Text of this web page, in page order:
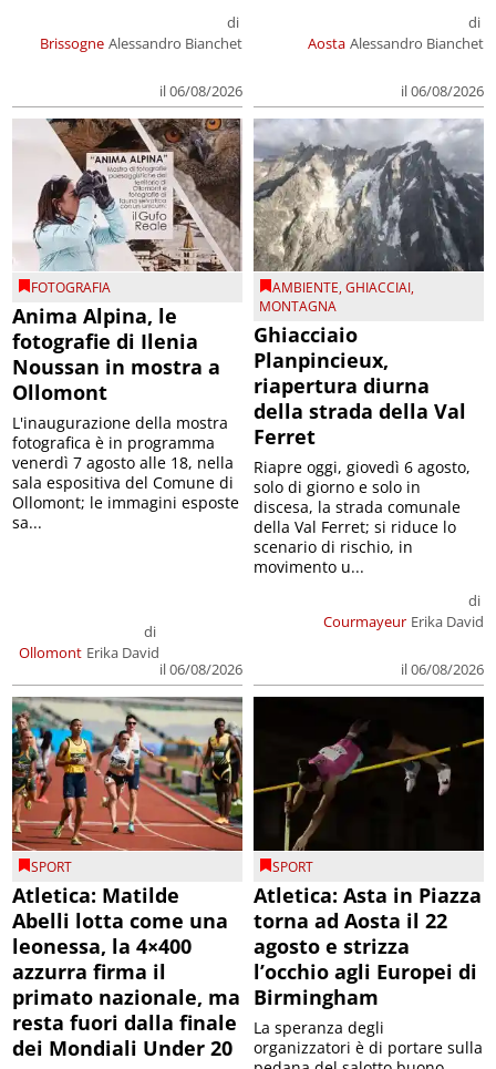
Brissogne
di
Alessandro Bianchet
il 06/08/2026
Aosta
di
Alessandro Bianchet
il 06/08/2026
FOTOGRAFIA
Anima Alpina, le
fotografie di Ilenia
Noussan in mostra a
Ollomont
Ollomont
di
Erika David
il 06/08/2026
L'inaugurazione della mostra
fotografica è in programma
venerdì 7 agosto alle 18, nella
sala espositiva del Comune di
Ollomont; le immagini esposte
sa...
AMBIENTE,GHIACCIAI,
MONTAGNA
Ghiacciaio
Planpincieux,
riapertura diurna
della strada della Val
Ferret
Courmayeur
di
Erika David
il 06/08/2026
Riapre oggi, giovedì 6 agosto,
solo di giorno e solo in
discesa, la strada comunale
della Val Ferret; si riduce lo
scenario di rischio, in
movimento u...
SPORT
Atletica: Matilde
Abelli lotta come una
leonessa, la 4×400
azzurra firma il
primato nazionale, ma
resta fuori dalla finale
dei Mondiali Under 20
SPORT
Atletica: Asta in Piazza
torna ad Aosta il 22
agosto e strizza
l’occhio agli Europei di
Birmingham
La speranza degli
organizzatori è di portare sulla